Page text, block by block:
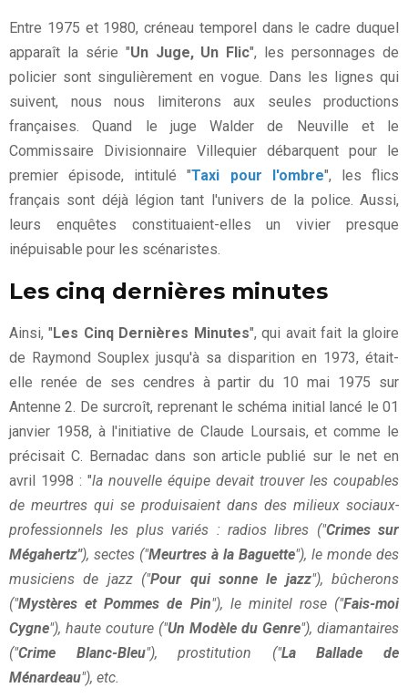
Entre 1975 et 1980, créneau temporel dans le cadre duquel
apparaît la série "Un Juge, Un Flic", les personnages de
policier sont singulièrement en vogue. Dans les lignes qui
suivent, nous nous limiterons aux seules productions
françaises. Quand le juge Walder de Neuville et le
Commissaire Divisionnaire Villequier débarquent pour le
premier épisode, intitulé "Taxi pour l'ombre", les flics
français sont déjà légion tant l'univers de la police. Aussi,
leurs enquêtes constituaient-elles un vivier presque
inépuisable pour les scénaristes.
Les cinq dernières minutes
Ainsi, "Les Cinq Dernières Minutes", qui avait fait la gloire
de Raymond Souplex jusqu'à sa disparition en 1973, était-
elle renée de ses cendres à partir du 10 mai 1975 sur
Antenne 2. De surcroît, reprenant le schéma initial lancé le 01
janvier 1958, à l'initiative de Claude Loursais, et comme le
précisait C. Bernadac dans son article publié sur le net en
avril 1998 : "la nouvelle équipe devait trouver les coupables
de meurtres qui se produisaient dans des milieux sociaux-
professionnels les plus variés : radios libres ("Crimes sur
Mégahertz"), sectes ("Meurtres à la Baguette"), le monde des
musiciens de jazz ("Pour qui sonne le jazz"), bûcherons
("Mystères et Pommes de Pin"), le minitel rose ("Fais-moi
Cygne"), haute couture ("Un Modèle du Genre"), diamantaires
("Crime Blanc-Bleu"), prostitution ("La Ballade de
Ménardeau"), etc.